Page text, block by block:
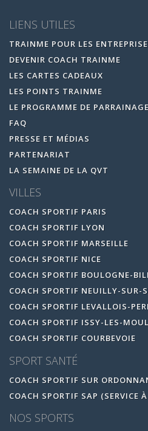
LIENS UTILES
TRAINME POUR LES
DEVENIR COACH TRAINME
LES CARTES CADEAUX
LES POINTS TRAINME
LE PROGRAMME DE PARRAINAGE
FAQ
PRESSE ET MÉDIAS
PARTENARIAT
LA SEMAINE DE LA QVT
VILLES
COACH SPORTIF PARIS
COACH SPORTIF LYON
COACH SPORTIF MARSEILLE
COACH SPORTIF NICE
COACH SPORTIF BOULOGNE-
COACH SPORTIF NEUILLY-SUR-
COACH SPORTIF LEVALLOIS-
COACH SPORTIF ISSY-LES-
COACH SPORTIF COURBEVOIE
SPORT SANTÉ
COACH SPORTIF SUR
COACH SPORTIF SAP (SERVICE
NOS SPORTS